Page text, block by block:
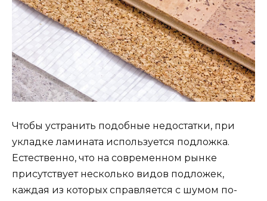
Чтобы устранить подобные недостатки, при
укладке ламината используется подложка.
Естественно, что на современном рынке
присутствует несколько видов подложек,
каждая из которых справляется с шумом по-